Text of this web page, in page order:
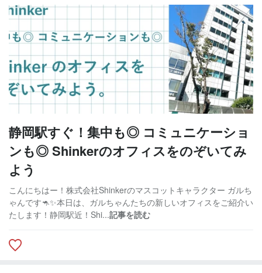
静岡駅すぐ！集中も◎ コミュニケーショ
ンも◎ Shinkerのオフィスをのぞいてみ
よう
こんにちはー！株式会社Shinkerのマスコットキャラクター ガルち
ゃんです🦘✨本日は、ガルちゃんたちの新しいオフィスをご紹介い
たします！静岡駅近！Shi...記事を読む